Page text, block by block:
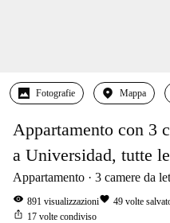
Fotografie Mappa
Appartamento con 3
a Universidad, tutte
Appartamento 3 camere da
visibility 891 visualizzazionifavorite 49 volte
ios_share 17 volte condiviso